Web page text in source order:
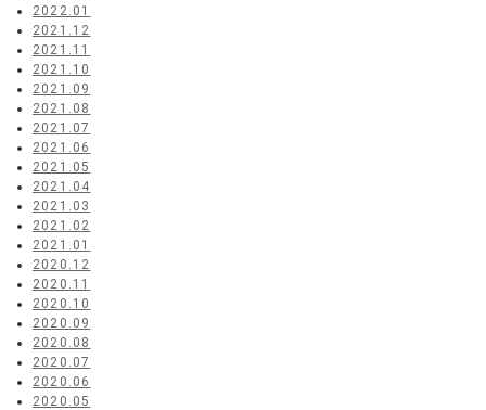
2022.01
2021.12
2021.11
2021.10
2021.09
2021.08
2021.07
2021.06
2021.05
2021.04
2021.03
2021.02
2021.01
2020.12
2020.11
2020.10
2020.09
2020.08
2020.07
2020.06
2020.05